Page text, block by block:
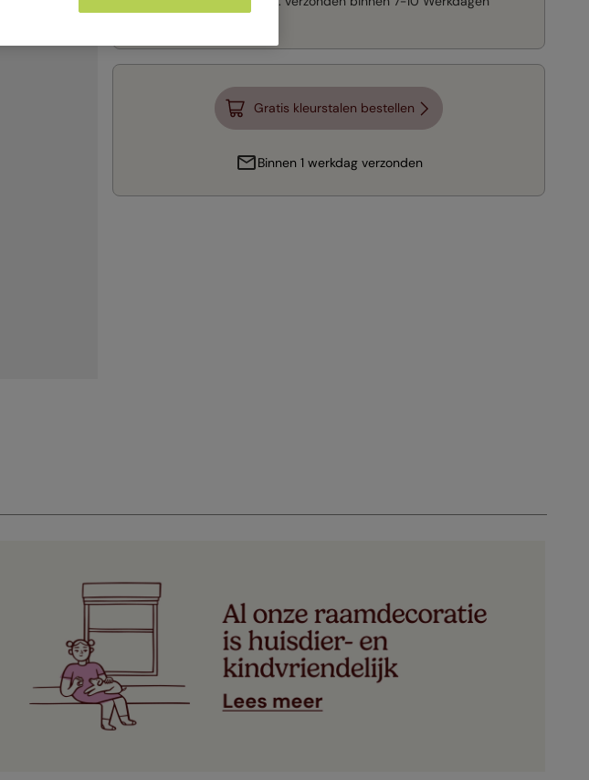
Gratis kleurstalen bestellen
Binnen 1 werkdag verzonden